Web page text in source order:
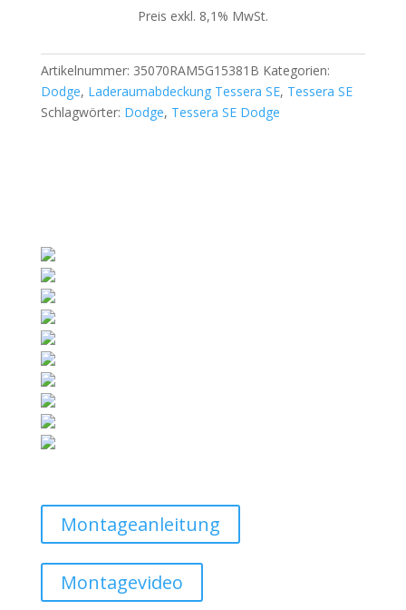
long
Menge
Preis exkl. 8,1% MwSt.
Artikelnummer: 35070RAM5G15381B Kategorien:
Dodge, Laderaumabdeckung Tessera SE, Tessera SE
Schlagwörter: Dodge, Tessera SE Dodge
Montageanleitung
Montagevideo